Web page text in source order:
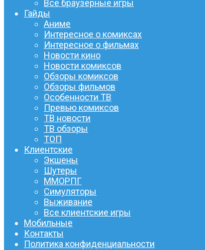
Все браузерные игры
Гайды
Аниме
Интересное о комиксах
Интересное о фильмах
Новости кино
Новости комиксов
Обзоры комиксов
Обзоры фильмов
Особенности ТВ
Превью комиксов
ТВ новости
ТВ обзоры
ТОП
Клиентские
Экшены
Шутеры
ММОРПГ
Симуляторы
Выживание
Все клиентские игры
Мобильные
Контакты
Политика конфиденциальности